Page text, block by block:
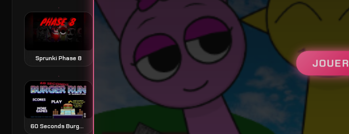
Sprunki Phase 8
60 Seconds Burger Run
JOUER